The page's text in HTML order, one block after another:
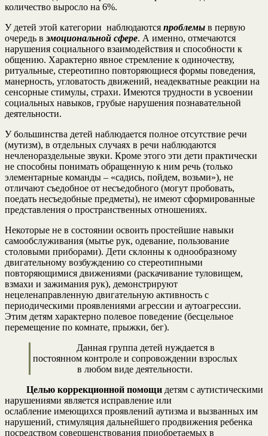
количество выросло на 6%.
У детей этой категории наблюдаются проблемы в первую
очередь вэмоциональной сфере. А именно, отмечаются
нарушения социального взаимодействия и способности к
общению. Характерно явное стремление к одиночеству,
ритуальные, стереотипно повторяющиеся формы поведения,
манерность, угловатость движений, неадекватные реакции на
сенсорные стимулы, страхи. Имеются трудности в усвоении
социальных навыков, грубые нарушения познавательной
деятельности.
У большинства детей наблюдается полное отсутствие речи
(мутизм), в отдельных случаях в речи наблюдаются
нечленораздельные звуки. Кроме этого эти дети практически
не способны понимать обращенную к ним речь (только
элементарные команды – «садись, пойдем, возьми»), не
отличают съедобное от несъедобного (могут пробовать,
поедать несъедобные предметы), не имеют сформированные
представления о пространственных отношениях.
Некоторые не в состоянии освоить простейшие навыки
самообслуживания (мытье рук, одевание, пользование
столовыми приборами). Дети склонны к однообразному
двигательному возбуждению со стереотипными
повторяющимися движениями (раскачивание туловищем,
взмахи и зажимания рук), демонстрируют
нецеленаправленную двигательную активность с
периодическими проявлениями агрессии и аутоагрессии.
Этим детям характерно полевое поведение (бесцельное
перемещение по комнате, прыжки, бег).
Данная группа детей нуждается в
постоянном контроле и сопровождении взрослых
в любом виде деятельности.
Целью коррекционной помощи детям с аутистическими
нарушениями является исправление или
ослабление имеющихся проявлений аутизма и вызванных им
нарушений, стимуляция дальнейшего продвижения ребенка
посредством совершенствования приобретаемых в